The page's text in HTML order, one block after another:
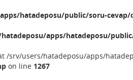
hatadeposu/public/soru-cevap/
apps/hatadeposu/
srv/users/hatadeposu/apps/
on line 1267